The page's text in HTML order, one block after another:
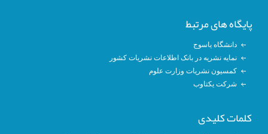
پایگاه های مرتبط
دانشگاه یاسوج
نمایه نشریه در بانک اطلاعات نشریات کشور
کمسیون نشریات وزارت علوم
شرکت یکتاوب
کلمات کلیدی